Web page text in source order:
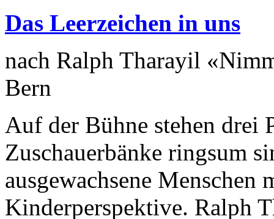
Das Leerzeichen in uns
nach Ralph Tharayil
Bern
Auf der Bühne stehen drei
Zuschauerbänke ringsum
ausgewachsene Menschen
Kinderperspektive. Ralph